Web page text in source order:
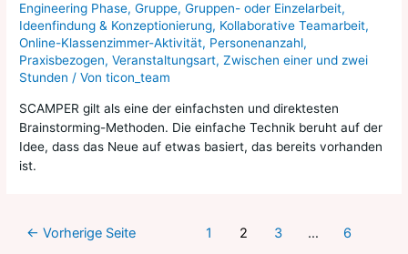
Engineering Phase,Gruppe,Gruppen- oder Einzelarbeit,
Ideenfindung & Konzeptionierung, Kollaborative Teamarbeit,
Online-Klassenzimmer-Aktivität, Personenanzahl,
Praxisbezogen,Veranstaltungsart,Zwischen einer und zwei
Stunden / Vonticon_team
SCAMPER gilt als eine der einfachsten und direktesten
Brainstorming-Methoden. Die einfache Technik beruht auf der
Idee, dass das Neue auf etwas basiert, das bereits vorhanden
ist.
← Vorherige Seite 1 2 3 …
6